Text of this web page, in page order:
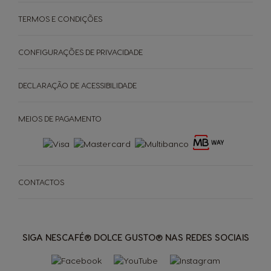
SIGA NESCAFÉ® DOLCE GUSTO® NAS REDES SOCIAIS
MEIOS DE PAGAMENTO
CONTACTOS
TERMOS E CONDIÇÕES
CONFIGURAÇÕES DE PRIVACIDADE
DECLARAÇÃO DE ACESSIBILIDADE